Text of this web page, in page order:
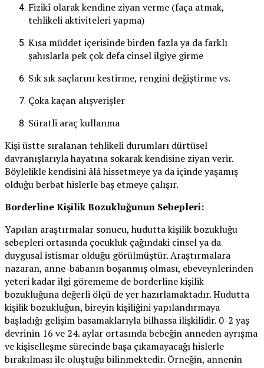
Fizikî olarak kendine ziyan verme (faça atmak,
tehlikeli aktiviteleri yapma)
Kısa müddet içerisinde birden fazla ya da farklı
şahıslarla pek çok defa cinsel ilgiye girme
Sık sık saçlarını kestirme, rengini değiştirme vs.
Çoka kaçan alışverişler
Süratli araç kullanma
Kişi üstte sıralanan tehlikeli durumları dürtüsel
davranışlarıyla hayatına sokarak kendisine ziyan verir.
Böylelikle kendisini âlâ hissetmeye ya da içinde yaşamış
olduğu berbat hislerle baş etmeye çalışır.
Borderline Kişilik Bozukluğunun Sebepleri:
Yapılan araştırmalar sonucu, hudutta kişilik bozukluğu
sebepleri ortasında çocukluk çağındaki cinsel ya da
duygusal istismar olduğu görülmüştür. Araştırmalara
nazaran, anne-babanın boşanmış olması, ebeveynlerinden
yeteri kadar ilgi görememe de borderline kişilik
bozukluğuna değerli ölçü de yer hazırlamaktadır. Hudutta
kişilik bozukluğun, bireyin kişiliğini yapılandırmaya
başladığı gelişim basamaklarıyla bilhassa ilişkilidir. 0-2 yaş
devrinin 16 ve 24. aylar ortasında bebeğin anneden ayrışma
ve kişiselleşme sürecinde başa çıkamayacağı hislerle
bırakılması ile oluştuğu bilinmektedir. Örneğin, annenin